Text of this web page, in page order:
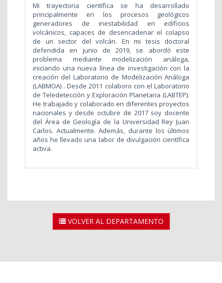
Mi trayectoria científica se ha desarrollado
principalmente en los procesos geológicos
generadores de inestabilidad en edificios
volcánicos, capaces de desencadenar el colapso
de un sector del volcán. En mi tesis doctoral
defendida en junio de 2019, se abordó este
problema mediante modelización análoga,
iniciando una nueva línea de investigación con la
creación del Laboratorio de Modelización Análoga
(LABMOA) . Desde 2011 colaboro con el Laboratorio
de Teledetección y Exploración Planetaria (LABTEP).
He trabajado y colaborado en diferentes proyectos
nacionales y desde octubre de 2017 soy docente
del Área de Geología de la Universidad Rey Juan
Carlos. Actualmente. Además, durante los últimos
años he llevado una labor de divulgación científica
activa.
VOLVER AL DEPARTAMENTO